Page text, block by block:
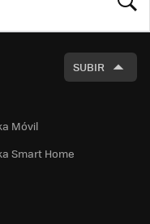
SUBIR
Móvil
Smart Home